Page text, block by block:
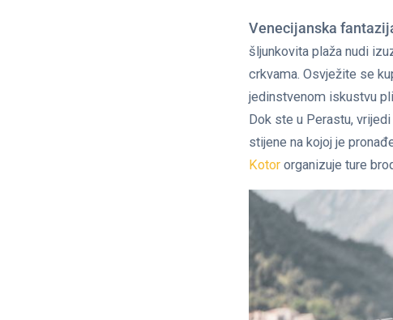
Venecijanska
šljunkovita plaža nudi
crkvama. Osvježite se
jedinstvenom iskustvu
Dok ste u Perastu,
stijene na kojoj je
Kotor organizuje ture